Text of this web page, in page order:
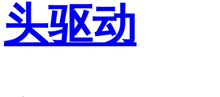
头驱动